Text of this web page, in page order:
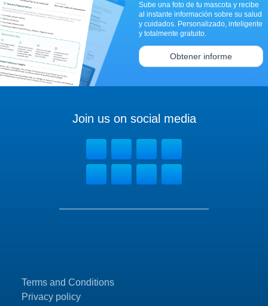
Sube una foto de tu mascota y recibe
al instante información sobre su salud
y cuidados. Personalizado, inteligente
y totalmente gratuito.
Obtener informe
Terms and Conditions
Privacy policy
Join us on social media